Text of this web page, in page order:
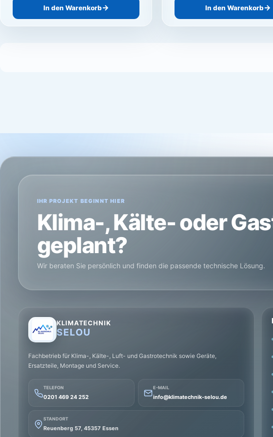
In den Warenkorb In den Warenkorb
IHR PROJEKT BEGINNT HIER
Klima-, Kälte- oder
geplant?
Wir beraten Sie persönlich und finden die passende technische Lösung.
KLIMATECHNIK
SELOU
Fachbetrieb für Klima-, Kälte-, Luft- und Gastrotechnik sowie Geräte,
Ersatzteile, Montage und Service.
TELEFON
0201 469 24 252
E-MAIL
info@klimatechnik-selou.de
STANDORT
Reuenberg 57, 45357 Essen